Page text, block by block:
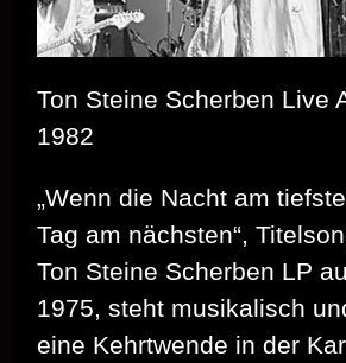
Ton Steine Scherben Live
1982
„Wenn die Nacht am
Tag am nächsten“,
Ton Steine Scherben LP
1975, steht musikalisch
eine Kehrtwende in der